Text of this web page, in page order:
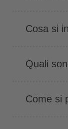
Cosa si
Quali
Come si